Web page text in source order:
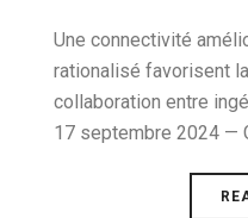
Une connectivité
rationalisé favorisent
collaboration entre
17 septembre 2024 —